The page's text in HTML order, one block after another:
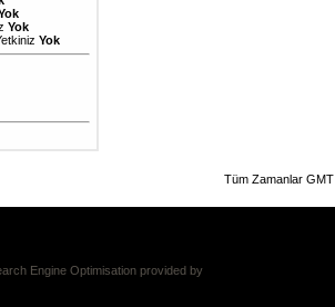
Yok
Yok
Tüm Zamanlar
Engine Optimisation provided by